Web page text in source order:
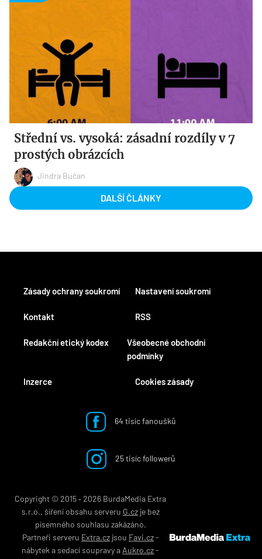
Střední vs. vysoká: zásadní rozdíly v 7
prostých obrázcích
Jindra Bučan
DALŠÍ ČLÁNKY
Kontakt
Redakční etický kodex
Inzerce
RSS
Všeobecné obchodní
podmínky
Cookies zásady
Zásady ochrany soukromí Nastavení soukromí
64 tisíc fanoušků
25 tisíc followerů
Copyright © 2015 ‐ 2026 BurdaMedia Extra
s.r.o., šíření obsahu serveru G.czje bez
písemného souhlasu zakázáno.
Partneři serveru Extra.czjsou Favi.cz-
nábytek a sedací soupravya Aukro.cz-